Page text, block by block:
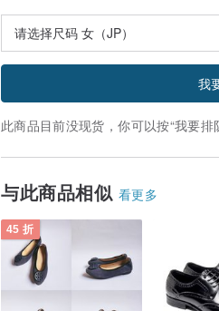
我
此商品目前没现货，你可以按“我要
与此商品相似 看更多
45 折